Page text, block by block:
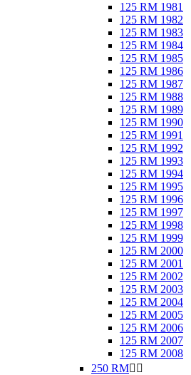
125 RM 1981
125 RM 1982
125 RM 1983
125 RM 1984
125 RM 1985
125 RM 1986
125 RM 1987
125 RM 1988
125 RM 1989
125 RM 1990
125 RM 1991
125 RM 1992
125 RM 1993
125 RM 1994
125 RM 1995
125 RM 1996
125 RM 1997
125 RM 1998
125 RM 1999
125 RM 2000
125 RM 2001
125 RM 2002
125 RM 2003
125 RM 2004
125 RM 2005
125 RM 2006
125 RM 2007
125 RM 2008
250 RM 